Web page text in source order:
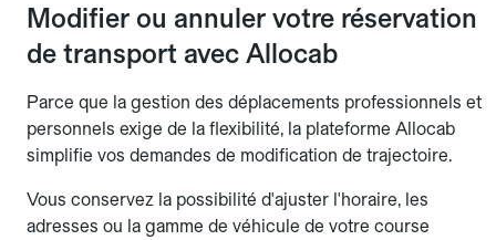
Modifier ou annuler votre réservation
de transport avec Allocab
Parce que la gestion des déplacements professionnels et
personnels exige de la flexibilité, la plateforme Allocab
simplifie vos demandes de modification de trajectoire.
Vous conservez la possibilité d'ajuster l'horaire, les
adresses ou la gamme de véhicule de votre course